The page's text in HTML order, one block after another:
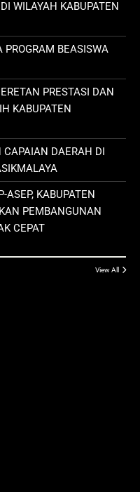
WILAYAH KABUPATEN
BEASISWA
PRESTASI DAN
KABUPATEN
DAERAH DI
KABUPATEN
PEMBANGUNAN
CEPAT
View All